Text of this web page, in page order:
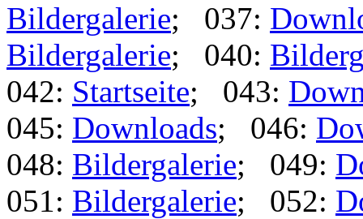
Bildergalerie; 037:
Bildergalerie; 040:
042: Startseite; 043:
045: Downloads; 046:
048: Bildergalerie; 049:
051: Bildergalerie; 052: